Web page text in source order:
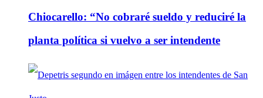
Chiocarello: “No cobraré sueldo y reduciré la
planta política si vuelvo a ser intendente